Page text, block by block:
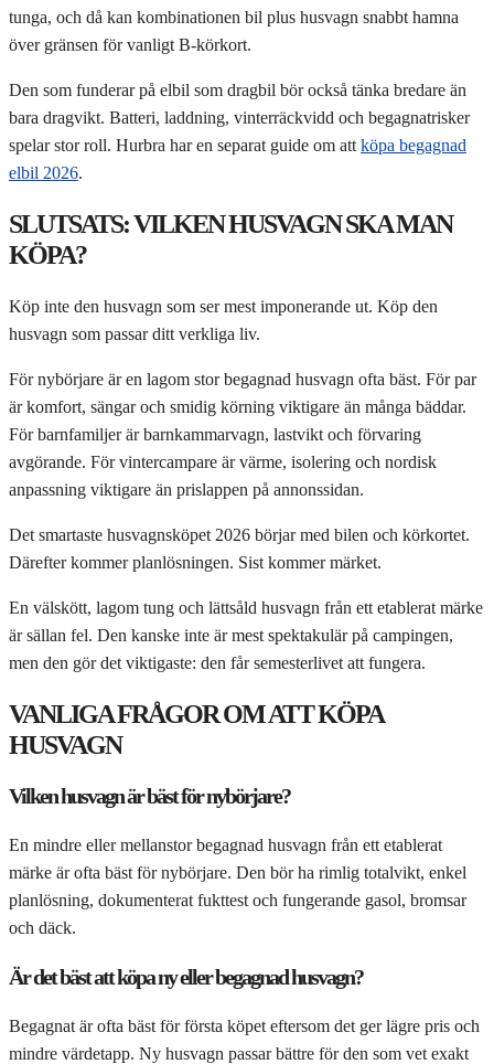
tunga, och då kan kombinationen bil plus husvagn snabbt hamna
över gränsen för vanligt B-körkort.
Den som funderar på elbil som dragbil bör också tänka bredare än
bara dragvikt. Batteri, laddning, vinterräckvidd och begagnatrisker
spelar stor roll. Hurbra har en separat guide om att köpa begagnad
elbil 2026.
SLUTSATS: VILKEN HUSVAGN SKA MAN
KÖPA?
Köp inte den husvagn som ser mest imponerande ut. Köp den
husvagn som passar ditt verkliga liv.
För nybörjare är en lagom stor begagnad husvagn ofta bäst. För par
är komfort, sängar och smidig körning viktigare än många bäddar.
För barnfamiljer är barnkammarvagn, lastvikt och förvaring
avgörande. För vintercampare är värme, isolering och nordisk
anpassning viktigare än prislappen på annonssidan.
Det smartaste husvagnsköpet 2026 börjar med bilen och körkortet.
Därefter kommer planlösningen. Sist kommer märket.
En välskött, lagom tung och lättsåld husvagn från ett etablerat märke
är sällan fel. Den kanske inte är mest spektakulär på campingen,
men den gör det viktigaste: den får semesterlivet att fungera.
VANLIGA FRÅGOR OM ATT KÖPA
HUSVAGN
Vilken husvagn är bäst för nybörjare?
En mindre eller mellanstor begagnad husvagn från ett etablerat
märke är ofta bäst för nybörjare. Den bör ha rimlig totalvikt, enkel
planlösning, dokumenterat fukttest och fungerande gasol, bromsar
och däck.
Är det bäst att köpa ny eller begagnad husvagn?
Begagnat är ofta bäst för första köpet eftersom det ger lägre pris och
mindre värdetapp. Ny husvagn passar bättre för den som vet exakt